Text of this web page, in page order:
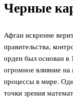
Черные
Афган искренне
правительства,
орден был основан в
огромное влияние на
процессы в мире.
точки зрения